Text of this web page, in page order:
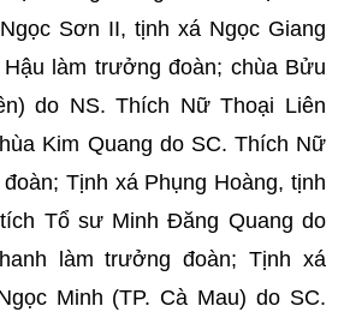
Sơn II, tịnh xá Ngọc Giang
làm trưởng đoàn; chùa Bửu
do NS. Thích Nữ Thoại Liên
Kim Quang do SC. Thích Nữ
Tịnh xá Phụng Hoàng, tịnh
Tổ sư Minh Đăng Quang do
làm trưởng đoàn; Tịnh xá
Minh (TP. Cà Mau) do SC.